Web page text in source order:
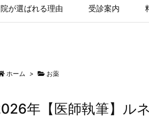
が選ばれる理由 受診案内
ホーム > お薬
年【医師執筆】ル